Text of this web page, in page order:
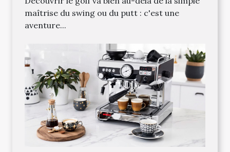
l'apprentissage du golf
maîtrise du swing ou du putt : c'est une
aventure...